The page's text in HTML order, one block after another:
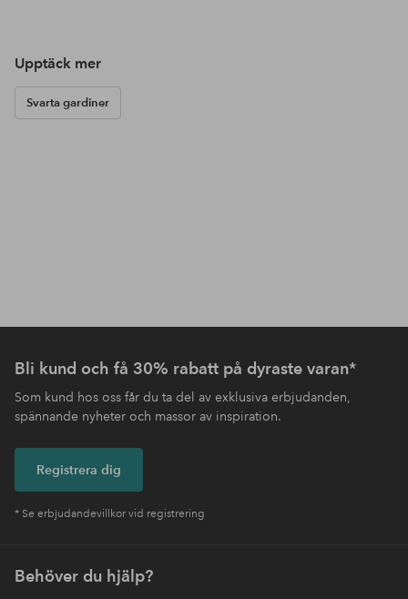
Upptäck mer
Svarta gardiner
Bli kund och få 30% rabatt på dyraste varan*
Som kund hos oss får du ta del av exklusiva erbjudanden,
spännande nyheter och massor av inspiration.
Registrera dig
* Se erbjudandevillkor vid registrering
Behöver du hjälp?